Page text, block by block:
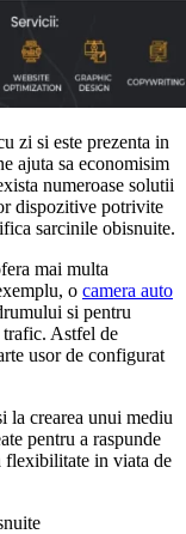
zi si este prezenta in
ajuta sa economisim
numeroase solutii
dispozitive potrivite
sarcinile obisnuite.
mai multa
o camera auto
si pentru
trafic. Astfel de
usor de configurat
la crearea unui mediu
pentru a raspunde
flexibilitate in viata de